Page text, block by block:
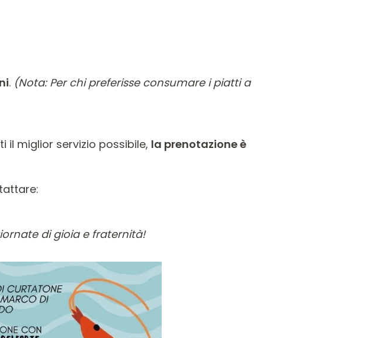
. (Nota: Per chi preferisse consumare i piatti a
il miglior servizio possibile, la prenotazione è
di gioia e fraternità!